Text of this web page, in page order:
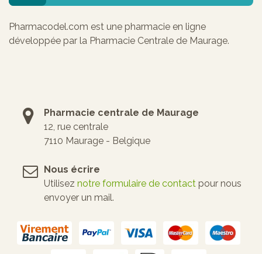
Pharmacodel.com est une pharmacie en ligne
développée par la Pharmacie Centrale de Maurage.
Pharmacie centrale de Maurage
12, rue centrale
7110 Maurage - Belgique
Nous écrire
Utilisez notre formulaire de contact pour nous
envoyer un mail.